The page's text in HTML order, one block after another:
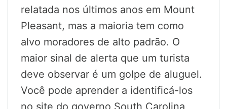
relatada nos últimos anos em Mount
Pleasant, mas a maioria tem como
alvo moradores de alto padrão. O
maior sinal de alerta que um turista
deve observar é um golpe de aluguel.
Você pode aprender a identificá-los
no site do governo South Carolina